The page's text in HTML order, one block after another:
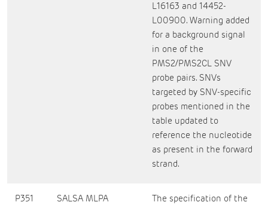
L16163 and 14452-
L00900. Warning added
for a background signal
in one of the
PMS2/PMS2CL SNV
probe pairs. SNVs
targeted by SNV-specific
probes mentioned in the
table updated to
reference the nucleotide
as present in the forward
strand.
P351
SALSA MLPA
The specification of the